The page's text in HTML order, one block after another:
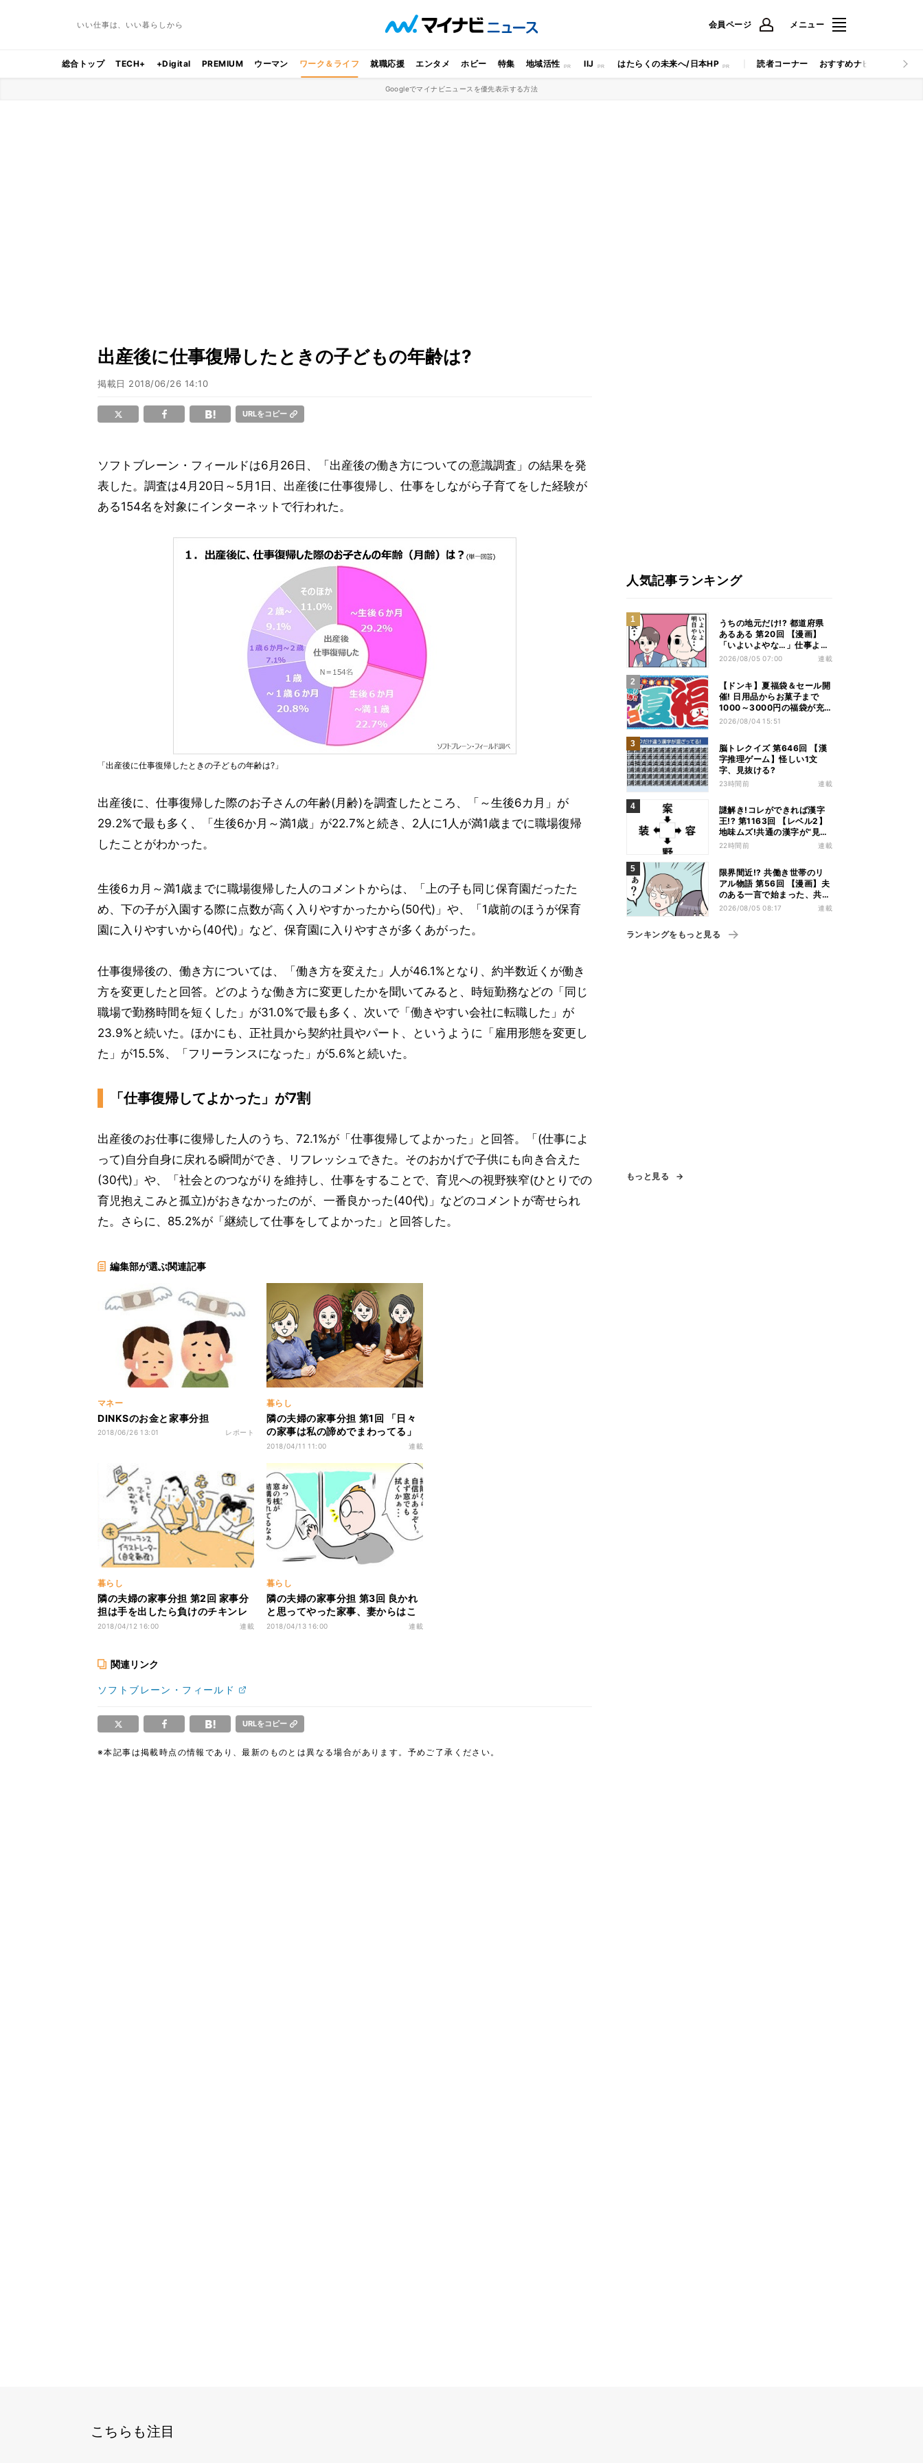
いい仕事は、いい暮らしから 会員ページ メニュー
総合トップ TECH+ +Digital PREMIUM ウーマン ワーク＆ライフ 就職応援 エンタメ ホビー 特集 地域活性 IIJ はたらくの未来へ/日本HP 読者コーナー おすすめナビ マイナビ
Googleでマイナビニュースを優先表示する方法
出産後に仕事復帰したときの子どもの年齢は?
掲載日 2018/06/26 14:10
URLをコピー
ソフトブレーン・フィールドは6月26日、「出産後の働き方についての意識調査」の結果を発
表した。調査は4月20日～5月1日、出産後に仕事復帰し、仕事をしながら子育てをした経験が
ある154名を対象にインターネットで行われた。
「出産後に仕事復帰したときの子どもの年齢は?」
出産後に、仕事復帰した際のお子さんの年齢(月齢)を調査したところ、「～生後6カ月」が
29.2%で最も多く、「生後6か月～満1歳」が22.7%と続き、2人に1人が満1歳までに職場復帰
したことがわかった。
生後6カ月～満1歳までに職場復帰した人のコメントからは、「上の子も同じ保育園だったた
め、下の子が入園する際に点数が高く入りやすかったから(50代)」や、「1歳前のほうが保育
園に入りやすいから(40代)」など、保育園に入りやすさが多くあがった。
仕事復帰後の、働き方については、「働き方を変えた」人が46.1%となり、約半数近くが働き
方を変更したと回答。どのような働き方に変更したかを聞いてみると、時短勤務などの「同じ
職場で勤務時間を短くした」が31.0%で最も多く、次いで「働きやすい会社に転職した」が
23.9%と続いた。ほかにも、正社員から契約社員やパート、というように「雇用形態を変更し
た」が15.5%、「フリーランスになった」が5.6%と続いた。
「仕事復帰してよかった」が7割
出産後のお仕事に復帰した人のうち、72.1%が「仕事復帰してよかった」と回答。「(仕事によ
って)自分自身に戻れる瞬間ができ、リフレッシュできた。そのおかげで子供にも向き合えた
(30代)」や、「社会とのつながりを維持し、仕事をすることで、育児への視野狭窄(ひとりでの
育児抱えこみと孤立)がおきなかったのが、一番良かった(40代)」などのコメントが寄せられ
た。さらに、85.2%が「継続して仕事をしてよかった」と回答した。
編集部が選ぶ関連記事
マネー
DINKSのお金と家事分担
2018/06/26 13:01 レポート
暮らし
隣の夫婦の家事分担 第1回 「日々
の家事は私の諦めでまわってる」
共働き妻のホンネ座談会
2018/04/11 11:00 連載
暮らし
隣の夫婦の家事分担 第2回 家事分
担は手を出したら負けのチキンレ
ース
2018/04/12 16:00 連載
暮らし
隣の夫婦の家事分担 第3回 良かれ
と思ってやった家事、妻からはこ
う見えていました
2018/04/13 16:00 連載
関連リンク
ソフトブレーン・フィールド
URLをコピー
※本記事は掲載時点の情報であり、最新のものとは異なる場合があります。予めご了承ください。
人気記事ランキング
うちの地元だけ!? 都道府県
あるある 第20回 【漫画】
「いよいよやな…」仕事より
優先は当然!? 兵庫県民の“祭
2026/08/05 07:00 連載
【ドンキ】夏福袋＆セール開
催! 日用品からお菓子まで
1000～3000円の福袋が充
実、家電やアパレルなど人気
2026/08/04 15:51
脳トレクイズ 第646回 【漢
字推理ゲーム】怪しい1文
字、見抜ける?
23時間前 連載
謎解き!コレができれば漢字
王!? 第1163回 【レベル2】
地味ムズ!共通の漢字が“見え
てこない”…
22時間前 連載
限界間近!? 共働き世帯のリ
アル物語 第56回 【漫画】夫
のある一言で始まった、共働
き夫婦の言い合い。妻も思わ
2026/08/05 08:17 連載
ランキングをもっと見る
もっと見る
こちらも注目